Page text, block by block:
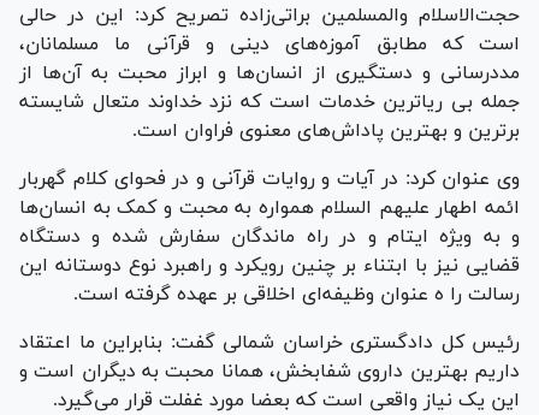
حجت‌الاسلام والمسلمین براتی‌زاده تصریح کرد: این در حالی
است که مطابق آموزه‌های دینی و قرآنی ما مسلمانان،
مددرسانی و دستگیری از انسان‌ها و ابراز محبت به آن‌ها از
جمله بی ریاترین خدمات است که نزد خداوند متعال شایسته
برترین و بهترین پاداش‌های معنوی فراوان است.
وی عنوان کرد: در آیات و روایات قرآنی و در فحوای کلام گهربار
ائمه اطهار علیهم السلام همواره به محبت و کمک به انسان‌ها
و به ویژه ایتام و در راه ماندگان سفارش شده و دستگاه
قضایی نیز با ابتناء بر چنین رویکرد و راهبرد نوع دوستانه این
رسالت را ه عنوان وظیفه‌ای اخلاقی بر عهده گرفته است.
رئیس کل دادگستری خراسان شمالی گفت: بنابراین ما اعتقاد
داریم بهترین داروی شفابخش، همانا محبت به دیگران است و
این یک نیاز واقعی است که بعضا مورد غفلت قرار می‌گیرد.